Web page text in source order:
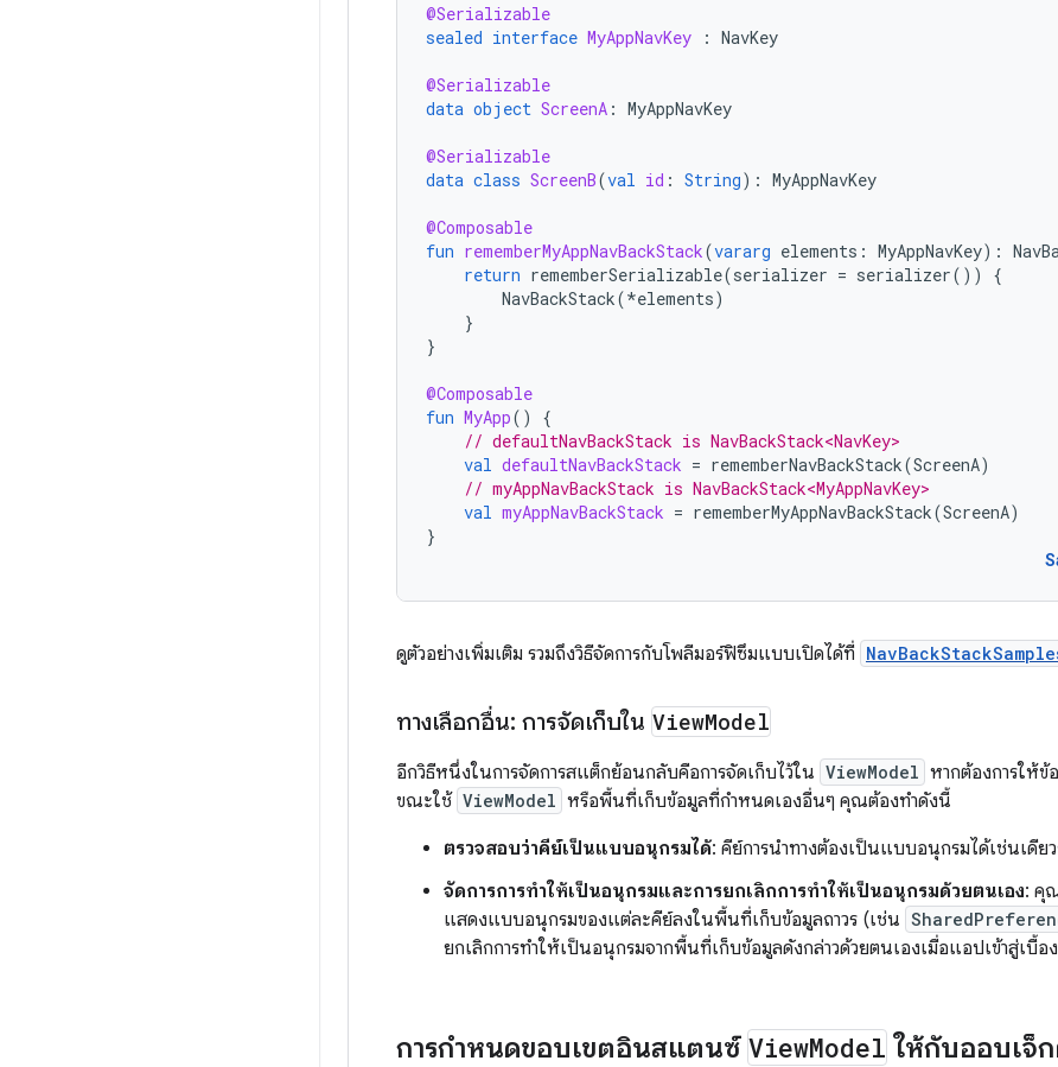
@Serializable
sealed interface MyAppNavKey : NavKey
@Serializable
data object ScreenA : MyAppNavKey
@Serializable
data class ScreenB(val id : String): MyAppNavKey
@Composable
fun rememberMyAppNavBackStack(vararg elements : MyAppNavKey):
return rememberSerializable(serializer = serializer())
{
NavBackStack(*elements)
}
}
@Composable
fun MyApp()
{
// defaultNavBackStack is NavBackStack<NavKey>
val defaultNavBackStack = rememberNavBackStack(ScreenA)
// myAppNavBackStack is NavBackStack<MyAppNavKey>
val myAppNavBackStack = rememberMyAppNavBackStack(ScreenA)
}
ดูตัวอย่างเพิ่มเติม รวมถึงวิธีจัดการกับโพลีมอร์ฟิซึมแบบเปิดได้ที่
ทางเลือกอื่น: การจัดเก็บใน ViewModel
อีกวิธีหนึ่งในการจัดการสแต็กย้อนกลับคือการจัดเก็บไว้ใน ViewModel หากต้องการให้ข้
ขณะใช้ ViewModel หรือพื้นที่เก็บข้อมูลที่กำหนดเองอื่นๆ คุณต้องทำดังนี้
ตรวจสอบว่าคีย์เป็นแบบอนุกรมได้: คีย์การนำทางต้องเป็นแบบอนุกรมได้เช่นเดีย
จัดการการทำให้เป็นอนุกรมและการยกเลิกการทำให้เป็นอนุกรมด้วยตนเอง: คุ
แสดงแบบอนุกรมของแต่ละคีย์ลงในพื้นที่เก็บข้อมูลถาวร (เช่น
ยกเลิกการทำให้เป็นอนุกรมจากพื้นที่เก็บข้อมูลดังกล่าวด้วยตนเองเมื่อแอปเข้าสู่เบื้อ
การกำหนดขอบเขตอินสแตนซ์ ViewModel ให้กับออบเจ็